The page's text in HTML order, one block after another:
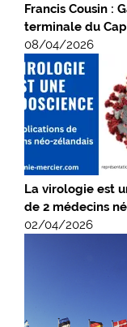
Francis Cousin :
terminale du
08/04/2026
La virologie est
de 2 médecins
02/04/2026